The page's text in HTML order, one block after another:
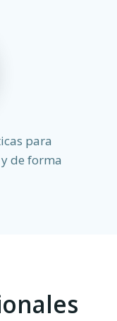
para
de forma